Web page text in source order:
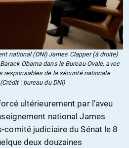
national (DNI) James Clapper (à droite)
Obama dans le Bureau Ovale, avec
responsables de la sécurité nationale
: bureau du DNI)
ultérieurement par l’aveu
national James
comité judiciaire du Sénat le 8
deux douzaines